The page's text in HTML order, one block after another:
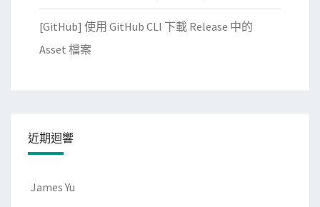
[GitHub] 使用 GitHub CLI 下載 Release 中的
Asset 檔案
近期迴響
James Yu